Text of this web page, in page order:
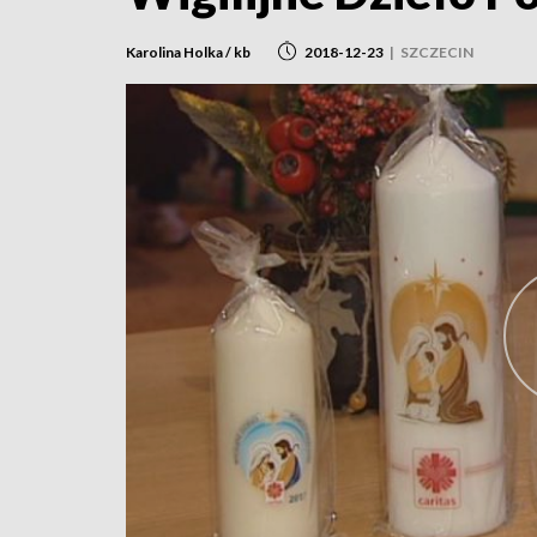
Karolina Holka / kb 2018-12-23 | SZCZECIN